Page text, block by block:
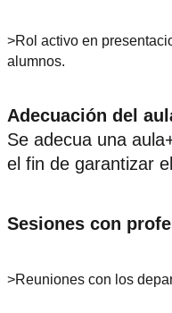
>Rol activo en
alumnos.
Adecuación del
Se adecua una
el fin de garantizar
Sesiones con
>Reuniones con los